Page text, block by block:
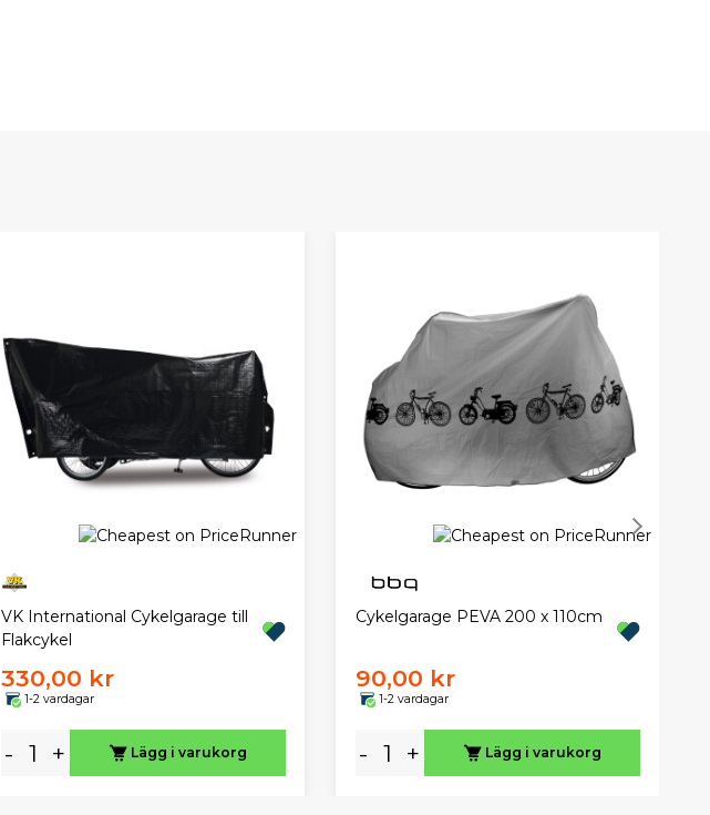
VK International Cykelgarage till
Flakcykel
330,00 kr
1-2 vardagar
- + Lägg i varukorg
Cykelgarage PEVA 200 x 110cm
90,00 kr
1-2 vardagar
- + Lägg i varukorg